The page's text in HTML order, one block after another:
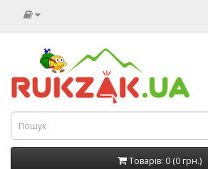
Товарів: 0 (0 грн.)